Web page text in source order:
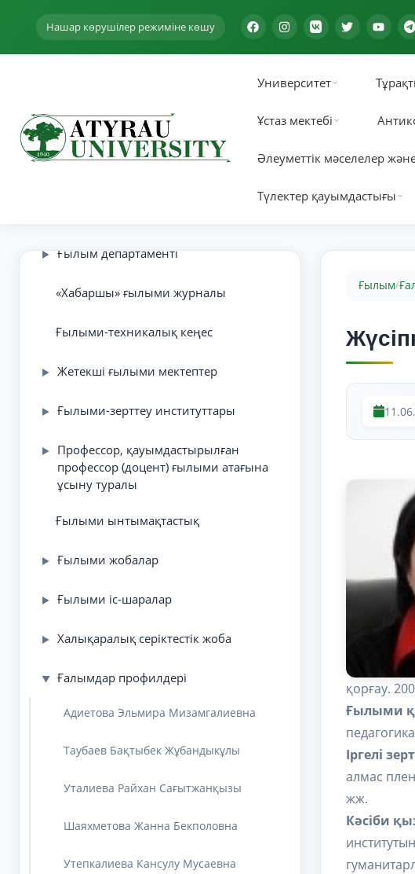
Нашар көрушілер режиміне көшу
Университет
Ұстаз мектебі
Әлеуметтік мәселелер
Түлектер қауымдастығы
▶ Ғылым департаменті
«Хабаршы» ғылыми журналы
Ғылыми-техникалық кеңес
▶ Жетекші ғылыми мектептер
▶ Ғылыми-зерттеу институттары
▶
Профессор, қауымдастырылған
профессор (доцент) ғылыми атағына
ұсыну туралы
Ғылыми ынтымақтастық
▶ Ғылыми жобалар
▶ Ғылыми іс-шаралар
▶ Халықаралық серіктестік жоба
▼ Ғалымдар профилдері
Адиетова Эльмира Мизамгалиевна
Таубаев Бақтыбек Жұбандыкұлы
Уталиева Райхан Сағытжанқызы
Шаяхметова Жанна Бекполовна
Утепкалиева Кансулу Мусаевна
Ғылым/
қорғау.
Ғылыми
Іргелі
алмас
жж.
Кәсіби